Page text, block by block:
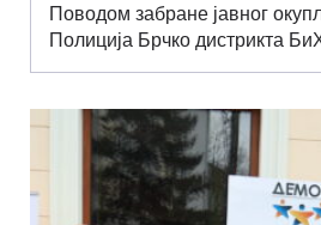
Поводом забране јавног
Полиција Брчко дистрикта